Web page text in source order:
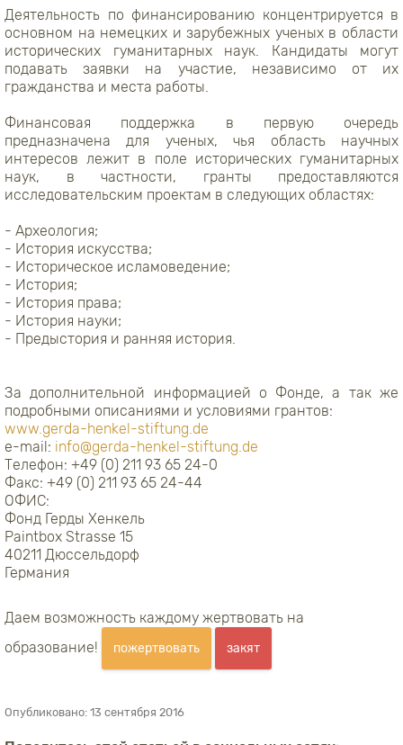
Деятельность по финансированию концентрируется в
основном на немецких и зарубежных ученых в области
исторических гуманитарных наук. Кандидаты могут
подавать заявки на участие, независимо от их
гражданства и места работы.
Финансовая поддержка в первую очередь
предназначена для ученых, чья область научных
интересов лежит в поле исторических гуманитарных
наук, в частности, гранты предоставляются
исследовательским проектам в следующих областях:
- Археология;
- История искусства;
- Историческое исламоведение;
- История;
- История права;
- История науки;
- Предыстория и ранняя история.
За дополнительной информацией о Фонде, а так же
подробными описаниями и условиями грантов:
www.gerda-henkel-stiftung.de
e-mail: info@gerda-henkel-stiftung.de
Телефон: +49 (0) 211 93 65 24-0
Факс: +49 (0) 211 93 65 24-44
ОФИС:
Фонд Герды Хенкель
Paintbox Strasse 15
40211 Дюссельдорф
Германия
Даем возможность каждому жертвовать на
образование!
пожертвовать закят
Опубликовано: 13 сентября 2016